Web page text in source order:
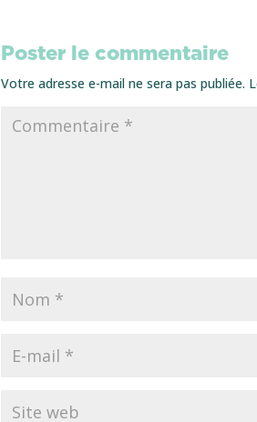
Poster le commentaire
Votre adresse e-mail ne sera pas publiée.